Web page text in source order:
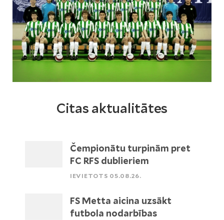
Citas aktualitātes
Čempionātu turpinām pret
FC RFS dublieriem
IEVIETOTS 05.08.26.
FS Metta aicina uzsākt
futbola nodarbības